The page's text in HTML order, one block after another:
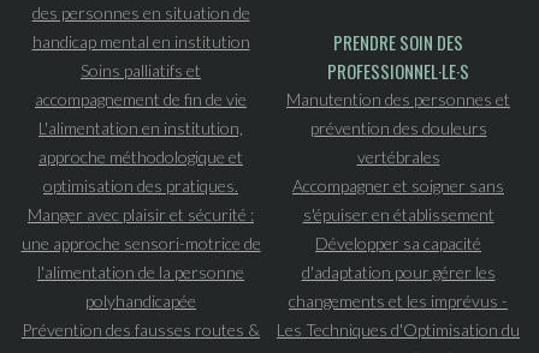
des personnes en situation de
handicap mental en institution
Soins palliatifs et
accompagnement de fin de vie
L'alimentation en institution,
approche méthodologique et
optimisation des pratiques.
Manger avec plaisir et sécurité :
une approche sensori-motrice de
l'alimentation de la personne
polyhandicapée
Prévention des fausses routes &
PRENDRE SOIN DES
PROFESSIONNEL·LE·S
Manutention des personnes et
prévention des douleurs
vertébrales
Accompagner et soigner sans
s'épuiser en établissement
Développer sa capacité
d'adaptation pour gérer les
changements et les imprévus -
Les Techniques d'Optimisation du